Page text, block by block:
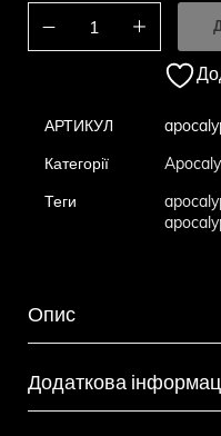
АРТИКУЛ
Категорії
Теги
Опис
Додаткова